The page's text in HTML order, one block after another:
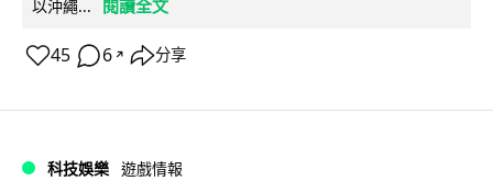
以沖繩...
閱讀全文
45 6 ↗ 分享
科技娛樂 遊戲情報